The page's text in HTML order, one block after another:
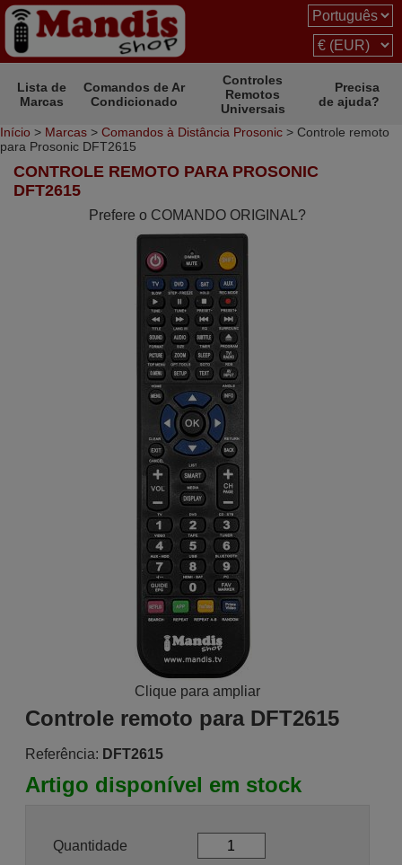
Lista de
Marcas
Comandos de Ar
Condicionado
Controles
Remotos
Universais
Precisa
de ajuda?
Início > Marcas > Comandos à Distância Prosonic > Controle remoto
para Prosonic DFT2615
CONTROLE REMOTO PARA PROSONIC
DFT2615
Prefere o COMANDO ORIGINAL?
Clique para ampliar
Controle remoto para DFT2615
Referência: DFT2615
Artigo disponível em stock
Quantidade